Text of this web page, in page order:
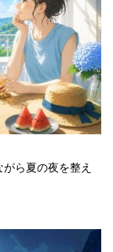
ら夏の夜を整え